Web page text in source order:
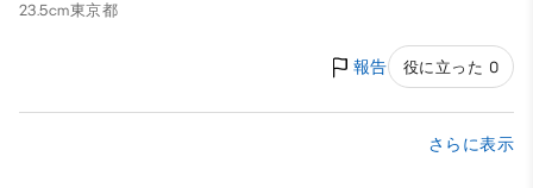
23.5cm東京都
報告 役に立った 0
さらに表示